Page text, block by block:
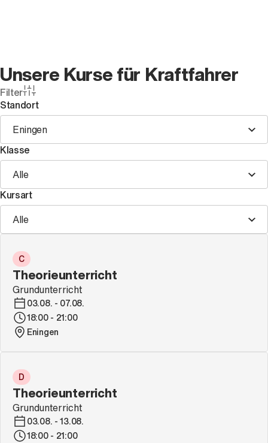
Unsere Kurse für Kraftfahrer
Filter
Standort
Eningen
Klasse
Alle
Kursart
Alle
C
Theorieunterricht
Grundunterricht
03.08. - 07.08.
18:00 - 21:00
Eningen
D
Theorieunterricht
Grundunterricht
03.08. - 13.08.
18:00 - 21:00